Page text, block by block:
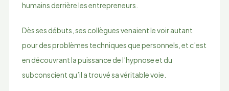
humains derrière les entrepreneurs.
Dès ses débuts, ses collègues venaient le voir autant
pour des problèmes techniques que personnels, et c’est
en découvrant la puissance de l’hypnose et du
subconscient qu’il a trouvé sa véritable voie.